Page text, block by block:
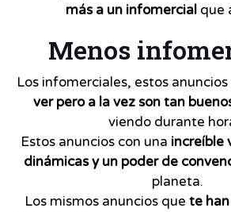
más a un infomercialque
Menos
Los infomerciales, estos anuncios
ver pero a la vez son tan
viendo durante
Estos anuncios con una increíble
dinámicas y un poder de
planeta.
Los mismos anuncios que te